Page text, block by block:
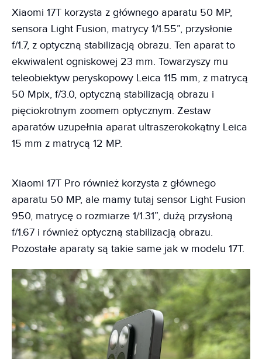
Xiaomi 17T korzysta z głównego aparatu 50 MP,
sensora Light Fusion, matrycy 1/1.55”, przysłonie
f/1.7, z optyczną stabilizacją obrazu. Ten aparat to
ekwiwalent ogniskowej 23 mm. Towarzyszy mu
teleobiektyw peryskopowy Leica 115 mm, z matrycą
50 Mpix, f/3.0, optyczną stabilizacją obrazu i
pięciokrotnym zoomem optycznym. Zestaw
aparatów uzupełnia aparat ultraszerokokątny Leica
15 mm z matrycą 12 MP.
Xiaomi 17T Pro również korzysta z głównego
aparatu 50 MP, ale mamy tutaj sensor Light Fusion
950, matrycę o rozmiarze 1/1.31”, dużą przysłoną
f/1.67 i również optyczną stabilizacją obrazu.
Pozostałe aparaty są takie same jak w modelu 17T.